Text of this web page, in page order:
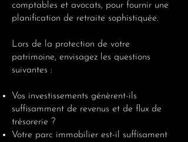
comptables et avocats, pour fournir une
planification de retraite sophistiquée.
Lors de la protection de votre
patrimoine, envisagez les questions
suivantes :
Vos investissements génèrent-ils
suffisamment de revenus et de flux de
trésorerie ?
Votre parc immobilier est-il suffisament